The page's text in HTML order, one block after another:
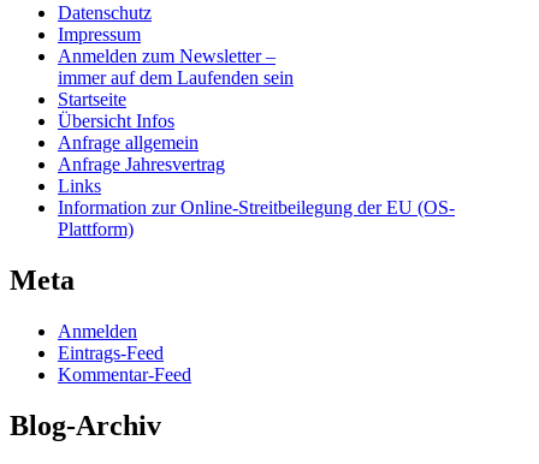
Datenschutz
Impressum
Anmelden zum Newsletter –
immer auf dem Laufenden sein
Startseite
Übersicht Infos
Anfrage allgemein
Anfrage Jahresvertrag
Links
Information zur Online-Streitbeilegung der EU (OS-
Plattform)
Meta
Anmelden
Eintrags-Feed
Kommentar-Feed
Blog-Archiv